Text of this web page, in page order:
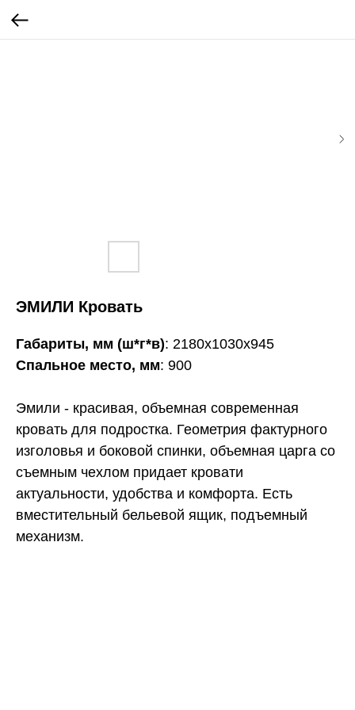
ЭМИЛИ Кровать
Габариты, мм (ш*г*в): 2180х1030х945
Спальное место, мм: 900
Эмили - красивая, объемная современная
кровать для подростка. Геометрия фактурного
изголовья и боковой спинки, объемная царга со
съемным чехлом придает кровати
актуальности, удобства и комфорта. Есть
вместительный бельевой ящик, подъемный
механизм.